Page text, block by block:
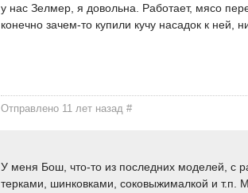
у нас Зелмер, я довольна. Работает, мясо
конечно зачем-то купили кучу насадок к ней,
Отправлено 11 лет назад#
У меня Бош, что-то из последних моделей, с
терками, шинковками, соковыжималкой и